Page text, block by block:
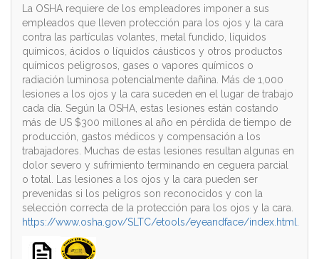
La OSHA requiere de los empleadores imponer a sus
empleados que lleven protección para los ojos y la cara
contra las partículas volantes, metal fundido, líquidos
químicos, ácidos o líquidos cáusticos y otros productos
químicos peligrosos, gases o vapores químicos o
radiación luminosa potencialmente dañina. Más de 1,000
lesiones a los ojos y la cara suceden en el lugar de trabajo
cada día. Según la OSHA, estas lesiones están costando
más de US $300 millones al año en pérdida de tiempo de
producción, gastos médicos y compensación a los
trabajadores. Muchas de estas lesiones resultan algunas en
dolor severo y sufrimiento terminando en ceguera parcial
o total. Las lesiones a los ojos y la cara pueden ser
prevenidas si los peligros son reconocidos y con la
selección correcta de la protección para los ojos y la cara.
https://www.osha.gov/SLTC/etools/eyeandface/index.html.